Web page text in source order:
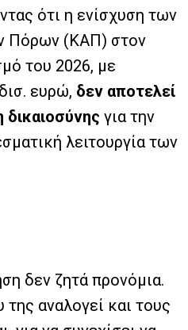
ότι η ενίσχυση των
Πόρων (ΚΑΠ) στον
του 2026, με
ευρώ, δεν αποτελεί
δικαιοσύνης για την
λειτουργία των
δεν ζητά προνόμια.
αναλογεί και τους